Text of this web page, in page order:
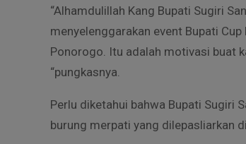
“Alhamdulillah Kang Bupati Sugiri
menyelenggarakan event Bupati
Ponorogo. Itu adalah motivasi buat
“pungkasnya.
Perlu diketahui bahwa Bupati Sugiri
burung merpati yang dilepasliarkan